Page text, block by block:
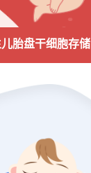
胎盘干细胞存储